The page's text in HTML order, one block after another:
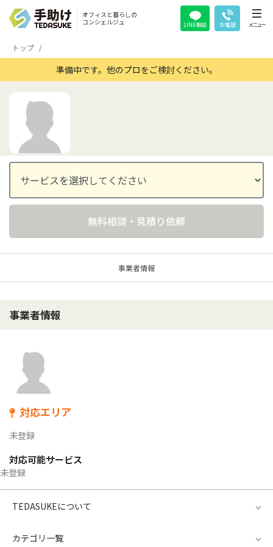
オフィスと暮らしの
コンシェルジュ
LINE相談 お電話 メニュー
トップ
準備中です。他のプロをご検討ください。
無料相談・見積り依頼
事業者情報
事業者情報
対応エリア
未登録
対応可能サービス
未登録
TEDASUKEについて
カテゴリ一覧